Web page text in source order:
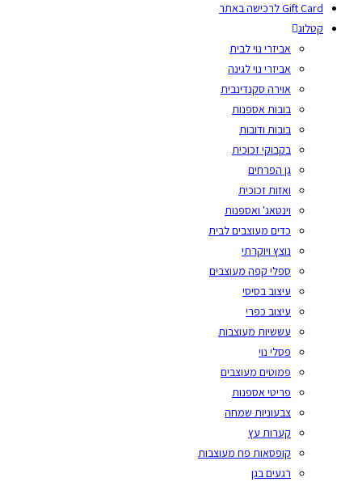
Gift Card לרכישה באתר
קטלוג
אביזרי נוי לבית
אביזרי נוי לגינה
אוירה סקנדינבית
בובות אספנות
בובות ודובות
בקבוקי זכוכית
גן הפרחים
ואזות זכוכית
וינטאג' ואספנות
כדים מעוצבים לבית
נוצץ ויוקרתי
ספלי קפה מעוצבים
עיצוב בסיסי
עיצוב כפרי
עששיות מעוצבות
פסלי נוי
פמוטים מעוצבים
פריטי אספנות
צבעוניות שמחה
קערות עץ
קופסאות פח מעוצבות
רגעים בגן